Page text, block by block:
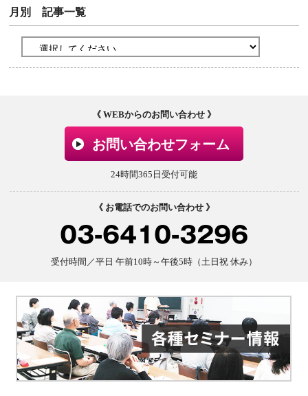
月別 記事一覧
《 WEBからのお問い合わせ 》
お問い合わせフォーム
24時間365日受付可能
《 お電話でのお問い合わせ 》
03-6410-3296
受付時間／平日 午前10時～午後5時（土日祝 休み）